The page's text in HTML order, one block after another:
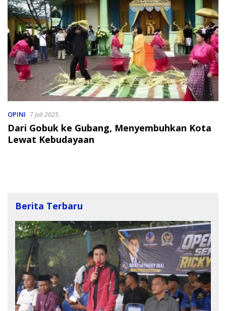
OPINI 7 Juli 2025
Dari Gobuk ke Gubang, Menyembuhkan Kota
Lewat Kebudayaan
Berita Terbaru